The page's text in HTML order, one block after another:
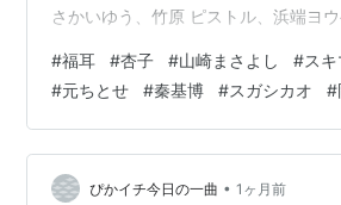
さかいゆう、竹原 ピストル、浜端ヨ
ん。 こちらの曲は、杏子・山崎まさよ
歌っています。 こちらは多彩なメンバ
す。 メインボーカル：大橋卓弥（ス
ちとせ、秦基博 ラップ（FLOW）：
ーラス：杏子、山崎まさよし、スガシ
#福耳 #杏子 #山崎まさよし #ス
#元ちとせ #秦基博 #スガシカオ #
ぴかイチ今日の一曲 • 1ヶ月前